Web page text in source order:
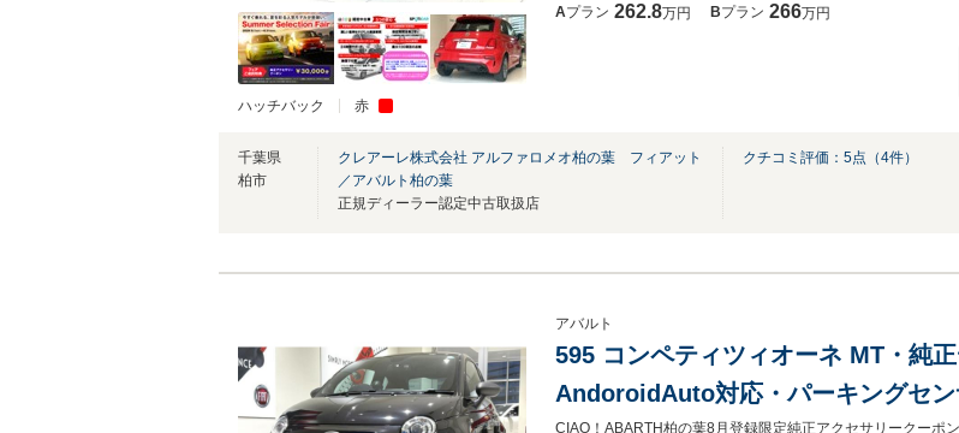
ハッチバック 赤
Aプラン 262.8万円 Bプラン 266万円
千葉県
柏市
クレアーレ株式会社 アルファロメオ柏の葉 フィアット
／アバルト柏の葉
正規ディーラー認定中古取扱店
クチコミ評価： 5点（4件）
アバルト
595 コンペティツィオーネ MT・純
AndoroidAuto対応・パーキングセン
CIAO！ABARTH柏の葉8月登録限定純正アクセサリークーポ